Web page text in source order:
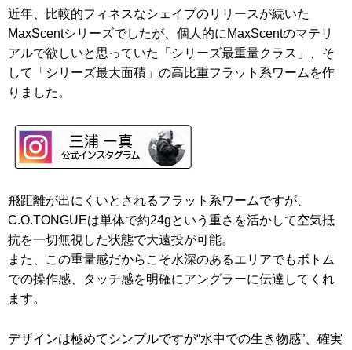
近年、比較的フィネスなシェイプのリリースが続いた
MaxScentシリーズでしたが、個人的にMaxScentのマテリ
アルで欲しいと思っていた「シリーズ最重量クラス」、そ
して「シリーズ最大面積」の高比重フラット系ワームを作
りました。
飛距離が出にくいとされるフラット系ワームですが、
C.O.TONGUEは単体で約24gという重さを活かして空気抵
抗を一切無視した状態で大遠投が可能。
また、この重量感だからこそ水深のあるエリアでもボトム
での操作感、タッチ感を明確にアングラーに伝達してくれ
ます。
デザインは極めてシンプルですが“水中での生き物感”、確実